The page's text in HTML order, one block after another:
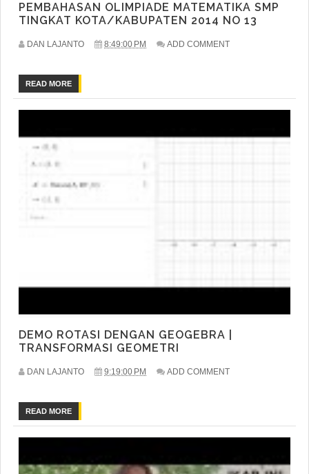
PEMBAHASAN OLIMPIADE MATEMATIKA SMP
TINGKAT KOTA/KABUPATEN 2014 NO 13
DAN LAJANTO 8:49:00 PM ADD COMMENT
READ MORE
DEMO ROTASI DENGAN GEOGEBRA |
TRANSFORMASI GEOMETRI
DAN LAJANTO 9:19:00 PM ADD COMMENT
READ MORE